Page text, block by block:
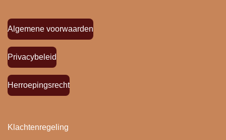
Algemene voorwaarden
Privacybeleid
Herroepingsrecht
Klachtenregeling